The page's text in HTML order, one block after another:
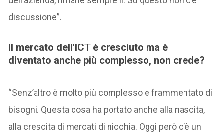
discussione”.
Il mercato dell’ICT è cresciuto ma è
diventato anche più complesso, non crede?
“Senz’altro è molto più complesso e frammentato di
bisogni. Questa cosa ha portato anche alla nascita,
alla crescita di mercati di nicchia. Oggi però c’è un